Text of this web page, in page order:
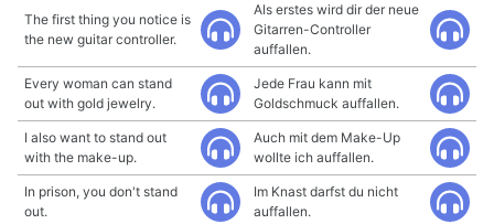
The first thing you notice is
the new guitar controller.
Als erstes wird dir der neue
Gitarren-Controller
auffallen.
Every woman can stand
out with gold jewelry.
Jede Frau kann mit
Goldschmuck auffallen.
I also want to stand out
with the make-up.
Auch mit dem Make-Up
wollte ich auffallen.
In prison, you don't stand
out.
Im Knast darfst du nicht
auffallen.